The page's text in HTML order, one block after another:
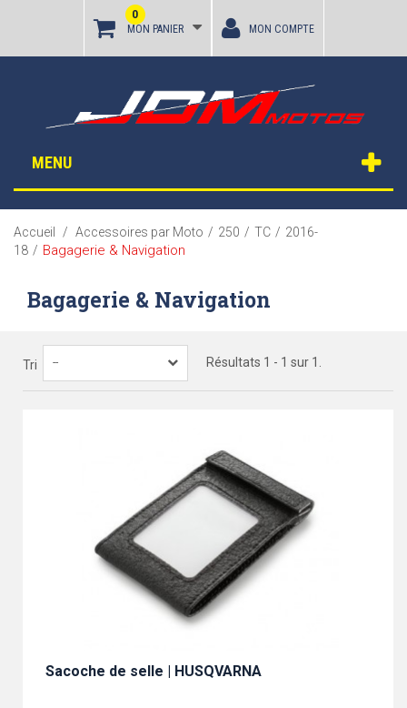
MON PANIER
0
MON COMPTE
MENU
Accueil / Accessoires par Moto / 250 / TC / 2016-
18 / Bagagerie & Navigation
Bagagerie & Navigation
Tri -- Résultats 1 - 1 sur 1.
Sacoche de selle | HUSQVARNA